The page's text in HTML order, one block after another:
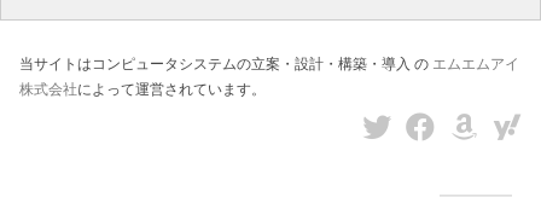
当サイトはコンピュータシステムの立案・設計・構築・導入 の エムエムアイ
株式会社によって運営されています。